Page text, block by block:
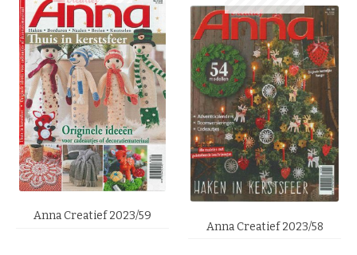
Anna Creatief 2023/59
Anna Creatief 2023/58